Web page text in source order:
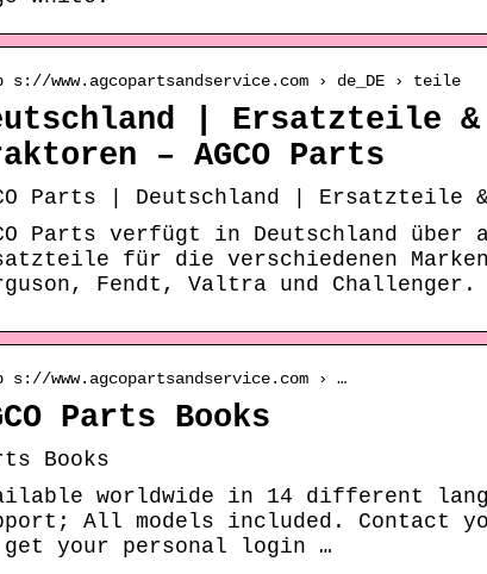
s://www.agcopartsandservice.com › de_DE › teile
| Ersatzteile
– AGCO Parts
Parts | Deutschland | Ersatzteile
Parts verfügt in Deutschland
für die verschiedenen Marken
Fendt, Valtra und Challenger.
s://www.agcopartsandservice.com › …
Parts Books
Books
worldwide in 14 different
All models included. Contact
your personal login …